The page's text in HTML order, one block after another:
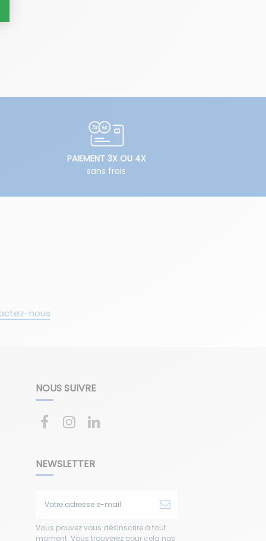
nous
PAIEMENT 3X OU 4X
sans frais
NOUS SUIVRE
NEWSLETTER
Vous pouvez vous désinscrire à tout
moment. Vous trouverez pour cela nos